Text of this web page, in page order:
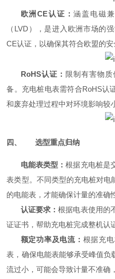
欧洲CE认证：涵盖电磁
（LVD），是进入欧洲市场的
CE认证，以确保其符合欧盟的安
RoHS认证： 限制有害物
备。充电桩电表需符合RoHS认
和废弃处理过程中对环境影响较
四、 选型重点归纳
电能表类型：根据充电桩是
表类型。不同类型的充电桩对电
的电能表，才能确保计量的准确
认证要求：根据电表使用的
证证书，帮助充电桩完成整机认
额定功率及电流： 根据充
表，确保电能表能够承受峰值负
流过小，可能会导致计量不准确